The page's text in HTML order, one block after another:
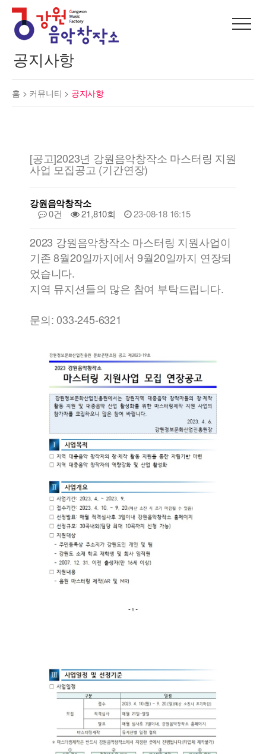
공지사항
홈 > 커뮤니티 > 공지사항
[공고]2023년 강원음악창작소 마스터링 지원
사업 모집공고 (기간연장)
강원음악창작소
0건 21,810회 23-08-18 16:15
2023 강원음악창작소 마스터링 지원사업이
기존 8월20일까지에서 9월20일까지 연장되
었습니다.
지역 뮤지션들의 많은 참여 부탁드립니다.
문의: 033-245-6321